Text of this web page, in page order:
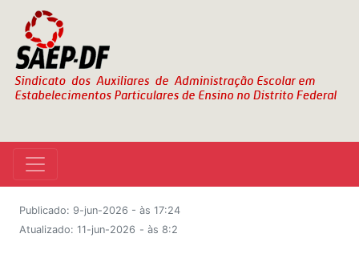
Publicado: 9-jun-2026 - às 17:24
Atualizado: 11-jun-2026 - às 8:2